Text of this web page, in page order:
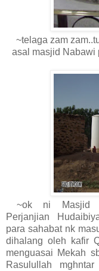
~telaga zam
asal masjid Nabawi
~ok ni Masjid
Perjanjian
para sahabat nk
dihalang oleh kafir
menguasai Mekah
Rasulullah